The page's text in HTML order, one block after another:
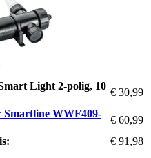
Light 2-polig, 10
€ 30,99
WWF409-
€ 60,99
€ 91,98